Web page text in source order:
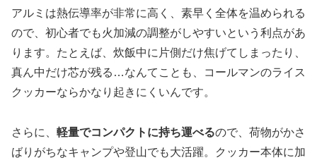
アルミは熱伝導率が非常に高く、素早く全体を温められる
ので、初心者でも火加減の調整がしやすいという利点があ
ります。たとえば、炊飯中に片側だけ焦げてしまったり、
真ん中だけ芯が残る…なんてことも、コールマンのライス
クッカーならかなり起きにくいんです。
さらに、 軽量でコンパクトに持ち運べるので、荷物がかさ
ばりがちなキャンプや登山でも大活躍。クッカー本体に加